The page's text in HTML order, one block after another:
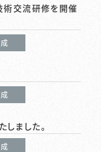
術交流研修を開催
ました。